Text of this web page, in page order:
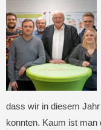
dass wir in diesem
konnten. Kaum ist